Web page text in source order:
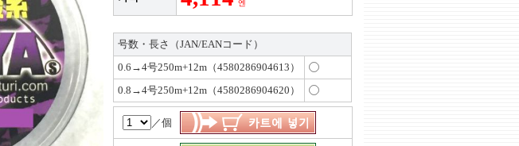
엔
号数・長さ（JAN/EANコード）
0.6→4号250m+12m（4580286904613）
0.8→4号250m+12m（4580286904620）
／個